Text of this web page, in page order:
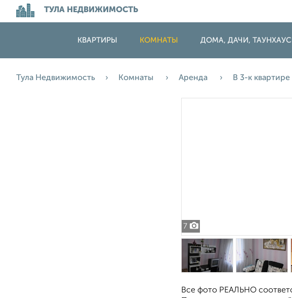
ТУЛА НЕДВИЖИМОСТЬ
КВАРТИРЫ КОМНАТЫ ДОМА, ДАЧИ,
Тула Недвижимость Комнаты Аренда В 3-к квартире
7
Все фото РЕАЛЬНО